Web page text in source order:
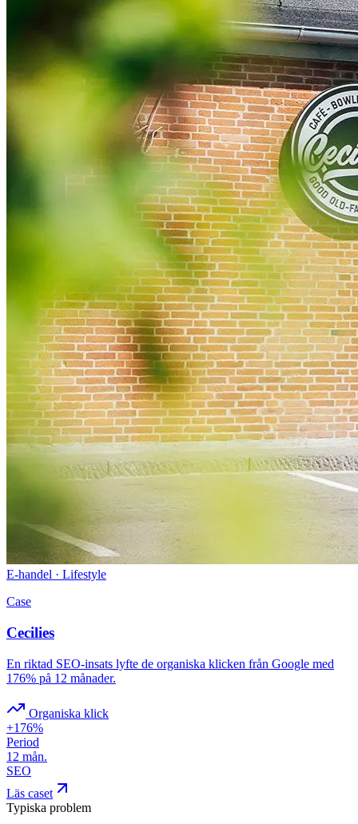
E-handel · Lifestyle
Case
Cecilies
En riktad SEO-insats lyfte de organiska klicken från Google med
176% på 12 månader.
Organiska klick
+176%
Period
12 mån.
SEO
Läs caset
Typiska problem